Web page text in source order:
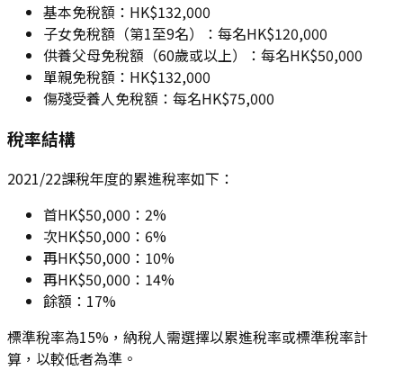
基本免稅額：HK$132,000
子女免稅額（第1至9名）：每名HK$120,000
供養父母免稅額（60歲或以上）：每名HK$50,000
單親免稅額：HK$132,000
傷殘受養人免稅額：每名HK$75,000
稅率結構
2021/22課稅年度的累進稅率如下：
首HK$50,000：2%
次HK$50,000：6%
再HK$50,000：10%
再HK$50,000：14%
餘額：17%
標準稅率為15%，納稅人需選擇以累進稅率或標準稅率計
算，以較低者為準。